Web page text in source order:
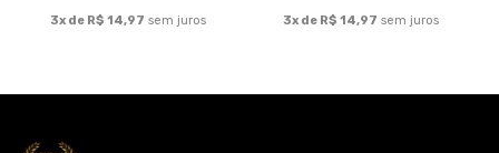
3x de R$ 14,97 sem juros 3x de R$ 14,97 sem juros